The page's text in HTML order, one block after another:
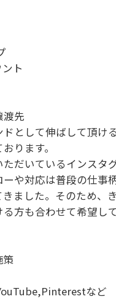
ト
先
ドとして伸ばして頂け
ります。
ただいているインスタ
や対応は普段の仕事
ました。そのため、
方も合わせて希望して
など